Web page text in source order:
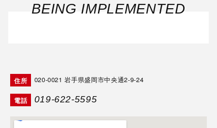
BEING IMPLEMENTED
住所 020-0021岩手県盛岡市中央通2-9-24
電話 019-622-5595